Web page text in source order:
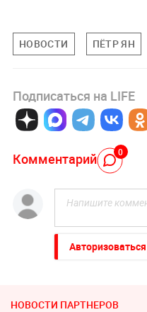
НОВОСТИ ПЁТР ЯН
Подписаться на LIFE
Комментарий 0
Авторизоваться
НОВОСТИ ПАРТНЕРОВ